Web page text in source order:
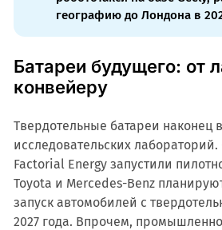
географию до Лондона в
Батареи будущего: от
конвейеру
Твердотельные батареи наконец
исследовательских
Factorial Energy запустили
Toyota и Mercedes-Benz
запуск автомобилей с
2027 года. Впрочем,